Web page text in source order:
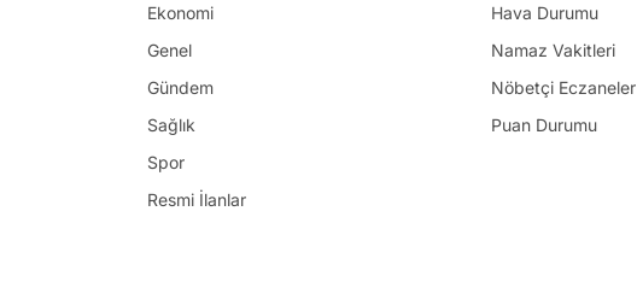
Ekonomi
Genel
Gündem
Sağlık
Spor
Resmi İlanlar
Hava Durumu
Namaz Vakitleri
Nöbetçi Eczaneler
Puan Durumu